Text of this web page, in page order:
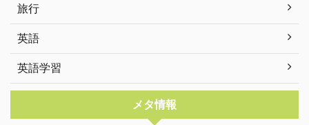
旅行
英語
英語学習
メタ情報